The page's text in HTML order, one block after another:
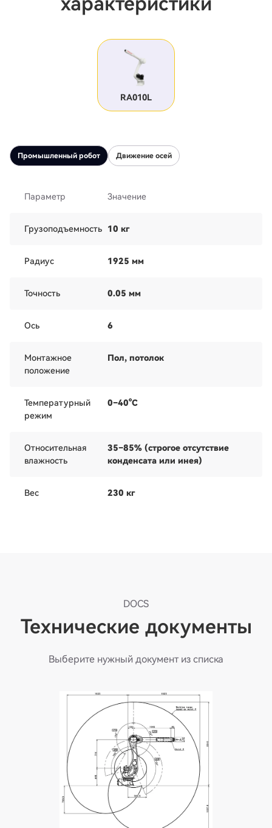
RA010L
Промышленный робот Движение осей
Параметр Значение
Грузоподъемность 10 кг
Радиус 1925 мм
Точность 0.05 мм
Ось 6
Монтажное
положение
Пол, потолок
Температурный
режим
0–40°C
Относительная
влажность
35–85% (строгое отсутствие
конденсата или инея)
Вес 230 кг
DOCS
Технические документы
Выберите нужный документ из списка